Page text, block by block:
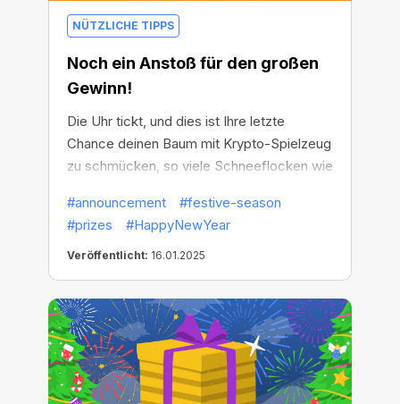
NÜTZLICHE TIPPS
Noch ein Anstoß für den großen
Gewinn!
Die Uhr tickt, und dies ist Ihre letzte
Chance deinen Baum mit Krypto-Spielzeug
zu schmücken, so viele Schneeflocken wie
teilzunehmen und alle Geschenke zu
bekommen!
#announcement
#festive-season
#prizes
#HappyNewYear
Veröffentlicht: 16.01.2025